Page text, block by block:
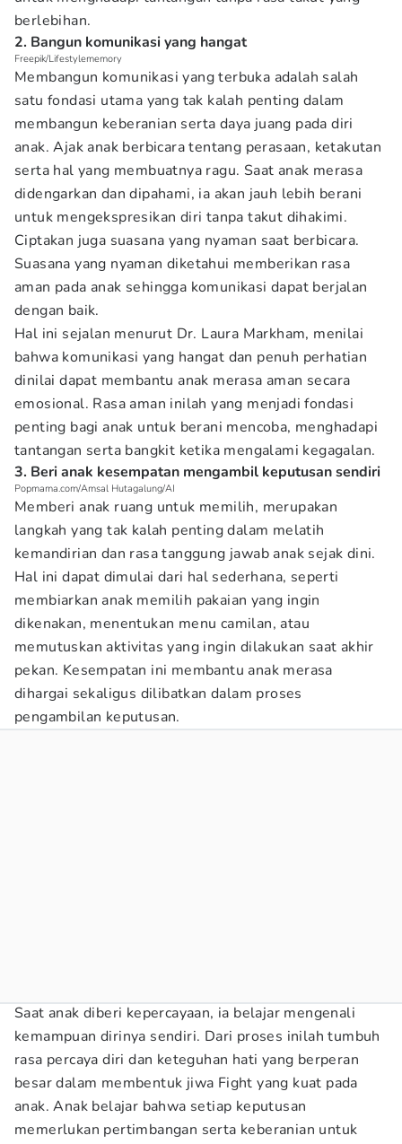
berlebihan.
2. Bangun komunikasi yang hangat
Freepik/Lifestylememory
Membangun komunikasi yang terbuka adalah salah
satu fondasi utama yang tak kalah penting dalam
membangun keberanian serta daya juang pada diri
anak. Ajak anak berbicara tentang perasaan, ketakutan
serta hal yang membuatnya ragu. Saat anak merasa
didengarkan dan dipahami, ia akan jauh lebih berani
untuk mengekspresikan diri tanpa takut dihakimi.
Ciptakan juga suasana yang nyaman saat berbicara.
Suasana yang nyaman diketahui memberikan rasa
aman pada anak sehingga komunikasi dapat berjalan
dengan baik.
Hal ini sejalan menurut Dr. Laura Markham, menilai
bahwa komunikasi yang hangat dan penuh perhatian
dinilai dapat membantu anak merasa aman secara
emosional. Rasa aman inilah yang menjadi fondasi
penting bagi anak untuk berani mencoba, menghadapi
tantangan serta bangkit ketika mengalami kegagalan.
3. Beri anak kesempatan mengambil keputusan sendiri
Popmama.com/Amsal Hutagalung/AI
Memberi anak ruang untuk memilih, merupakan
langkah yang tak kalah penting dalam melatih
kemandirian dan rasa tanggung jawab anak sejak dini.
Hal ini dapat dimulai dari hal sederhana, seperti
membiarkan anak memilih pakaian yang ingin
dikenakan, menentukan menu camilan, atau
memutuskan aktivitas yang ingin dilakukan saat akhir
pekan. Kesempatan ini membantu anak merasa
dihargai sekaligus dilibatkan dalam proses
pengambilan keputusan.
Saat anak diberi kepercayaan, ia belajar mengenali
kemampuan dirinya sendiri. Dari proses inilah tumbuh
rasa percaya diri dan keteguhan hati yang berperan
besar dalam membentuk jiwa Fight yang kuat pada
anak. Anak belajar bahwa setiap keputusan
memerlukan pertimbangan serta keberanian untuk